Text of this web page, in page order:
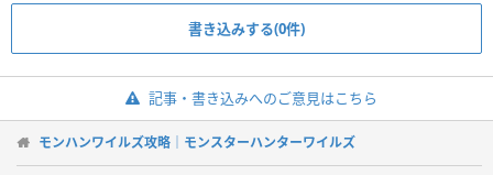
書き込みする(0件)
記事・書き込みへのご意見はこちら
モンハンワイルズ攻略｜モンスターハンターワイルズ